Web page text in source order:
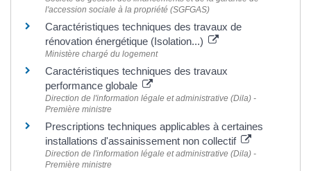
l'accession sociale à la propriété (SGFGAS)
Caractéristiques techniques des travaux de
rénovation énergétique (Isolation...)
Ministère chargé du logement
Caractéristiques techniques des travaux
performance globale
Direction de l'information légale et administrative (Dila) -
Première ministre
Prescriptions techniques applicables à certaines
installations d'assainissement non collectif
Direction de l'information légale et administrative (Dila) -
Première ministre